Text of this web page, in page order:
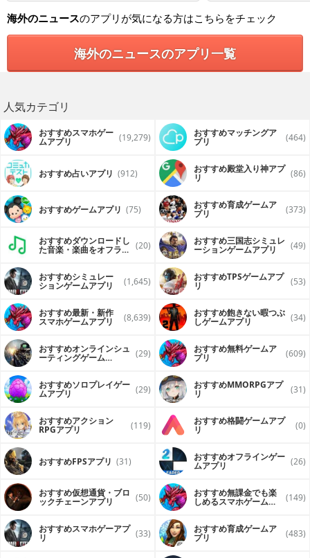
海外のニュースのアプリが気になる方はこちらをチェック
海外のニュースのアプリ一覧
人気カテゴリ
おすすめスマホゲー
ムアプリ (19,279) おすすめマッチングア
プリ (464)
おすすめ占いアプリ (912) おすすめ殿堂入り神アプ
リ (86)
おすすめゲームアプリ (75) おすすめ育成ゲームア
プリ (373)
おすすめダウンロードし
た音楽・楽曲をオフライ (20) おすすめ三国志シミュレ
ーションゲームアプリ (49)
おすすめシミュレー
ションゲームアプリ (1,645) おすすめTPSゲームアプ
リ (53)
おすすめ最新・新作
スマホゲームアプリ (8,639) おすすめ飽きない暇つぶ
しゲームアプリ (34)
おすすめオンラインシュ
ーティングゲーム (29) おすすめ無料ゲームア
プリ (609)
おすすめソロプレイゲー
ムアプリ (29) おすすめ MMORPGアプ
リ (31)
おすすめアクション
RPGアプリ (119) おすすめ格闘ゲームアプ
リ (0)
おすすめFPSアプリ (31) おすすめオフラインゲー
ムアプリ (26)
おすすめ仮想通貨・ブロ
ックチェーンアプリ (50) おすすめ無課金でも楽
しめるスマホゲームア (149)
おすすめスマホゲーアプ
リ (33) おすすめ育成ゲームア
プリ (483)